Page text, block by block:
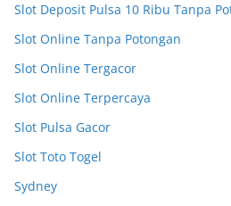
Slot Deposit Pulsa 10 Ribu Tanpa
Slot Online Tanpa Potongan
Slot Online Tergacor
Slot Online Terpercaya
Slot Pulsa Gacor
Slot Toto Togel
Sydney